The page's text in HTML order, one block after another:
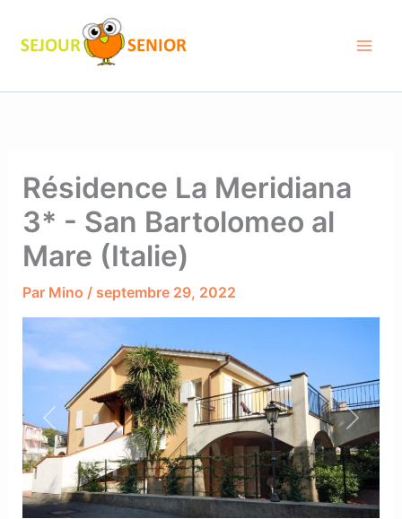
contenu
Résidence La Meridiana
3* - San Bartolomeo al
Mare (Italie)
Par Mino / septembre 29, 2022
Previous Next